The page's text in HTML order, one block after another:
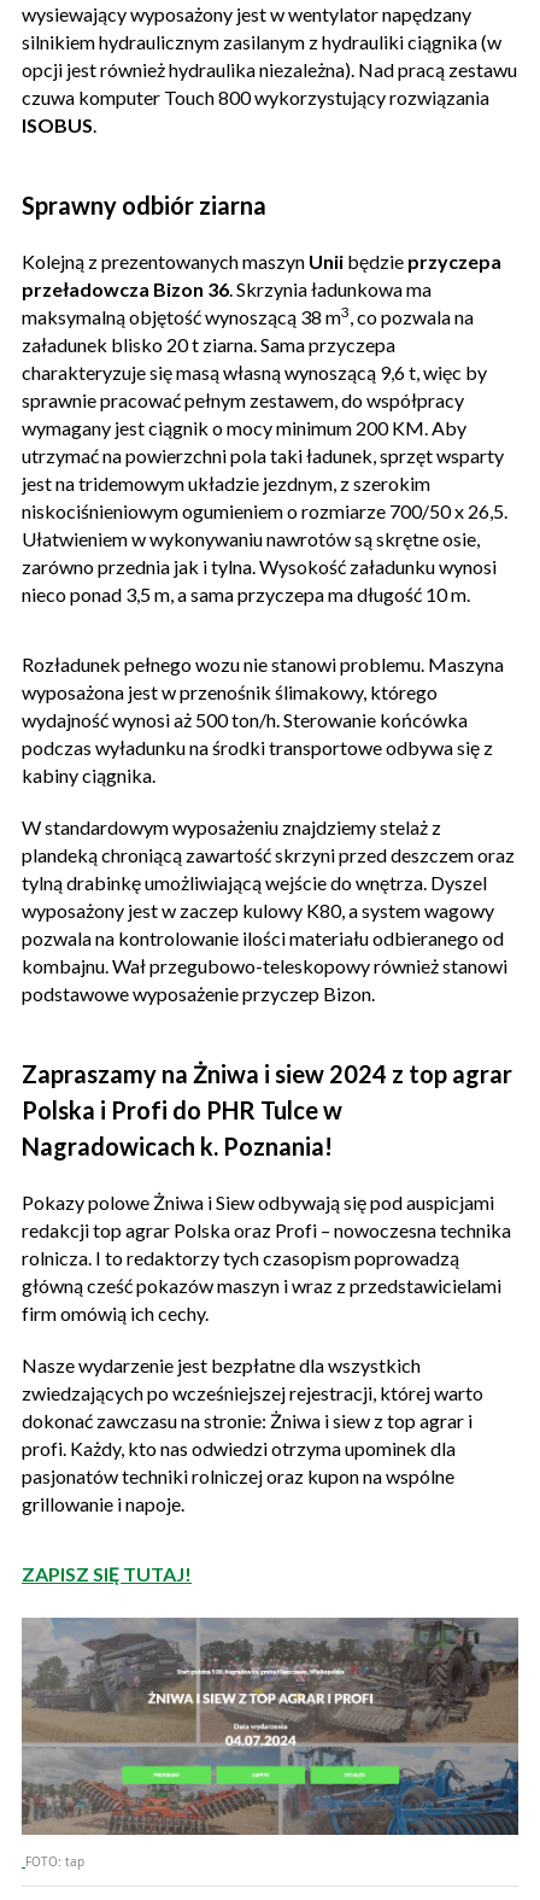
wysiewający wyposażony jest w wentylator napędzany
silnikiem hydraulicznym zasilanym z hydrauliki ciągnika (w
opcji jest również hydraulika niezależna). Nad pracą zestawu
czuwa komputer Touch 800 wykorzystujący rozwiązania
ISOBUS.
Sprawny odbiór ziarna
Kolejną z prezentowanych maszyn Unii będzie przyczepa
przeładowcza Bizon 36. Skrzynia ładunkowa ma
maksymalną objętość wynoszącą 38 m3, co pozwala na
załadunek blisko 20 t ziarna. Sama przyczepa
charakteryzuje się masą własną wynoszącą 9,6 t, więc by
sprawnie pracować pełnym zestawem, do współpracy
wymagany jest ciągnik o mocy minimum 200 KM. Aby
utrzymać na powierzchni pola taki ładunek, sprzęt wsparty
jest na tridemowym układzie jezdnym, z szerokim
niskociśnieniowym ogumieniem o rozmiarze 700/50 x 26,5.
Ułatwieniem w wykonywaniu nawrotów są skrętne osie,
zarówno przednia jak i tylna. Wysokość załadunku wynosi
nieco ponad 3,5 m, a sama przyczepa ma długość 10 m.
Rozładunek pełnego wozu nie stanowi problemu. Maszyna
wyposażona jest w przenośnik ślimakowy, którego
wydajność wynosi aż 500 ton/h. Sterowanie końcówka
podczas wyładunku na środki transportowe odbywa się z
kabiny ciągnika.
W standardowym wyposażeniu znajdziemy stelaż z
plandeką chroniącą zawartość skrzyni przed deszczem oraz
tylną drabinkę umożliwiającą wejście do wnętrza. Dyszel
wyposażony jest w zaczep kulowy K80, a system wagowy
pozwala na kontrolowanie ilości materiału odbieranego od
kombajnu. Wał przegubowo-teleskopowy również stanowi
podstawowe wyposażenie przyczep Bizon.
Zapraszamy na Żniwa i siew 2024 z top agrar
Polska i Profi do PHR Tulce w
Nagradowicach k. Poznania!
Pokazy polowe Żniwa i Siew odbywają się pod auspicjami
redakcji top agrar Polska oraz Profi – nowoczesna technika
rolnicza. I to redaktorzy tych czasopism poprowadzą
główną cześć pokazów maszyn i wraz z przedstawicielami
firm omówią ich cechy.
Nasze wydarzenie jest bezpłatne dla wszystkich
zwiedzających po wcześniejszej rejestracji, której warto
dokonać zawczasu na stronie: Żniwa i siew z top agrar i
profi. Każdy, kto nas odwiedzi otrzyma upominek dla
pasjonatów techniki rolniczej oraz kupon na wspólne
grillowanie i napoje.
ZAPISZ SIĘ TUTAJ!
FOTO: tap